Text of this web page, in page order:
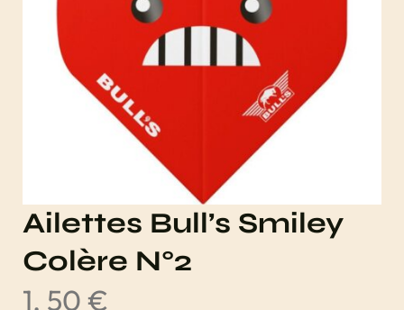
Ailettes Bull’s Smiley
Colère N°2
1, 50 €